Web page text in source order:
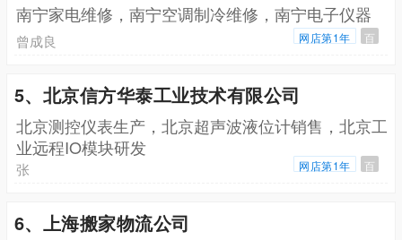
南宁家电维修，南宁空调制冷维修，南宁电子仪器
曾成良 网店第1年 百
5、北京信方华泰工业技术有限公司
北京测控仪表生产，北京超声波液位计销售，北京工
业远程IO模块研发
张 网店第1年 百
6、上海搬家物流公司